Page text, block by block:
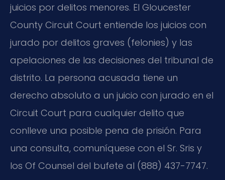
juicios por delitos menores. El Gloucester
County Circuit Court entiende los juicios con
jurado por delitos graves (felonies) y las
apelaciones de las decisiones del tribunal de
distrito. La persona acusada tiene un
derecho absoluto a un juicio con jurado en el
Circuit Court para cualquier delito que
conlleve una posible pena de prisión. Para
una consulta, comuníquese con el Sr. Sris y
los Of Counsel del bufete al (888) 437-7747.